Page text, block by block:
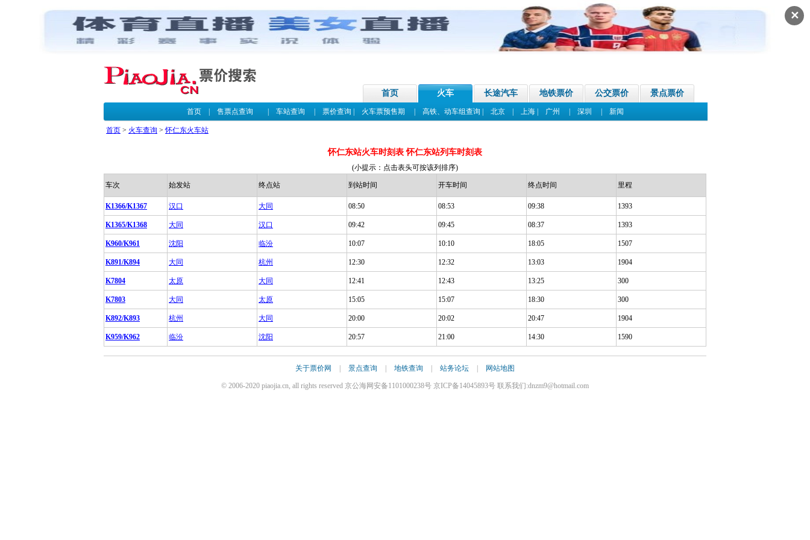
✕
首页 火车 长途汽车 地铁票价 公交票价 景点票价
首页| 售票点查询 车站查询 票价查询 火车票预售期 高铁、动车组查询 北京| 上海| 广州 深圳 新闻
首页 > 火车查询 >怀仁东火车站
怀仁东站火车时刻表 怀仁东站列车时刻表
(小提示：点击表头可按该列排序)
车次 始发站 终点站 到站时间 开车时间 终点时间 里程
K1366/K1367 汉口 大同 08:50 08:53 09:38 1393
K1365/K1368 大同 汉口 09:42 09:45 08:37 1393
K960/K961 沈阳 临汾 10:07 10:10 18:05 1507
K891/K894 大同 杭州 12:30 12:32 13:03 1904
K7804 太原 大同 12:41 12:43 13:25 300
K7803 大同 太原 15:05 15:07 18:30 300
K892/K893 杭州 大同 20:00 20:02 20:47 1904
K959/K962 临汾 沈阳 20:57 21:00 14:30 1590
关于票价网 | 景点查询 | 地铁查询 | 站务论坛 | 网站地图
© 2006-2020 piaojia.cn, all rights reserved 京公海网安备1101000238号 京ICP备14045893号 联系我们:dnzm9@hotmail.com